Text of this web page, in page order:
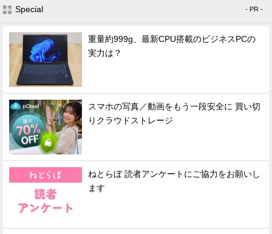
Special - PR -
重量約999g、最新CPU搭載のビジネスPCの
実力は？
スマホの写真／動画をもう一段安全に 買い切
りクラウドストレージ
ねとらぼ 読者アンケートにご協力をお願いし
ます